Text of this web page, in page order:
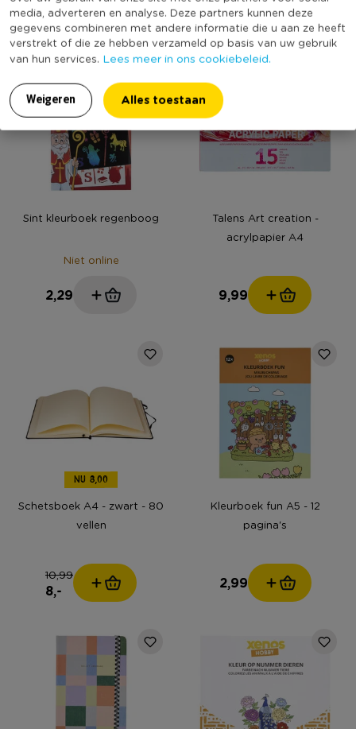
media, adverteren en analyse. Deze partners kunnen deze
gegevens combineren met andere informatie die u aan ze heeft
verstrekt of die ze hebben verzameld op basis van uw gebruik
van hun services. Lees meer in ons cookiebeleid.
Weigeren Alles toestaan
5,99 1,50
Sint kleurboek regenboog
Niet online
2,29
Talens Art creation -
acrylpapier A4
9,99
NU 8,00
Schetsboek A4 - zwart - 80
vellen
10,99
8,-
Kleurboek fun A5 - 12
pagina's
2,99